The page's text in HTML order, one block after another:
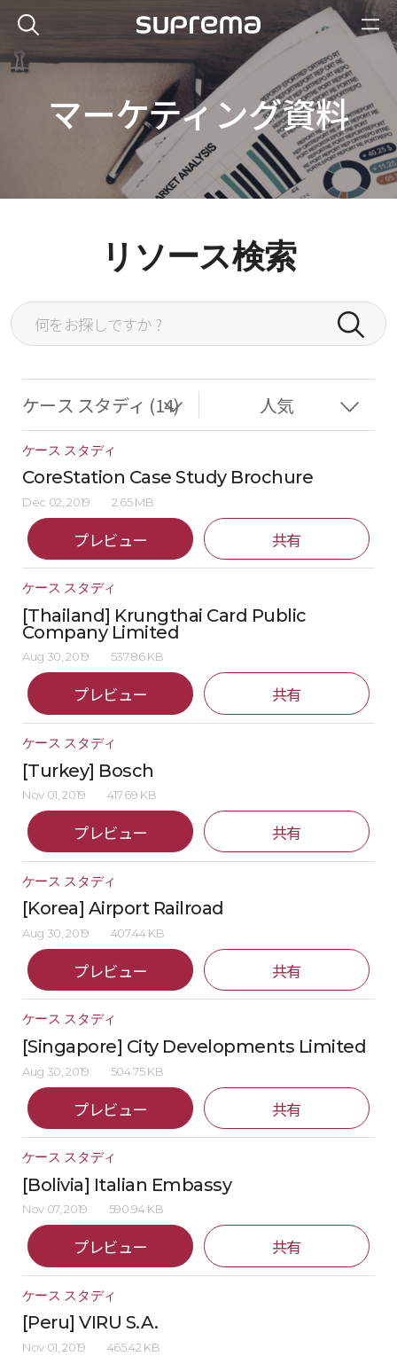
マーケティング資料
リソース検索
ケース スタディ
CoreStation Case Study Brochure
Dec 02, 2019 2.65 MB
プレビュー 共有
ケース スタディ
[Thailand] Krungthai Card Public
Company Limited
Aug 30, 2019 537.86 KB
プレビュー 共有
ケース スタディ
[Turkey] Bosch
Nov 01, 2019 417.69 KB
プレビュー 共有
ケース スタディ
[Korea] Airport Railroad
Aug 30, 2019 407.44 KB
プレビュー 共有
ケース スタディ
[Singapore] City Developments Limited
Aug 30, 2019 504.75 KB
プレビュー 共有
ケース スタディ
[Bolivia] Italian Embassy
Nov 07, 2019 590.94 KB
プレビュー 共有
ケース スタディ
[Peru] VIRU S.A.
Nov 01, 2019 465.42 KB